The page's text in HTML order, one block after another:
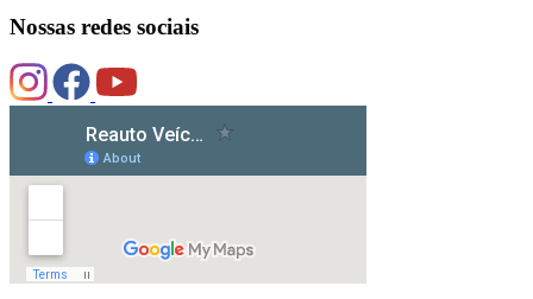
Nossas redes sociais